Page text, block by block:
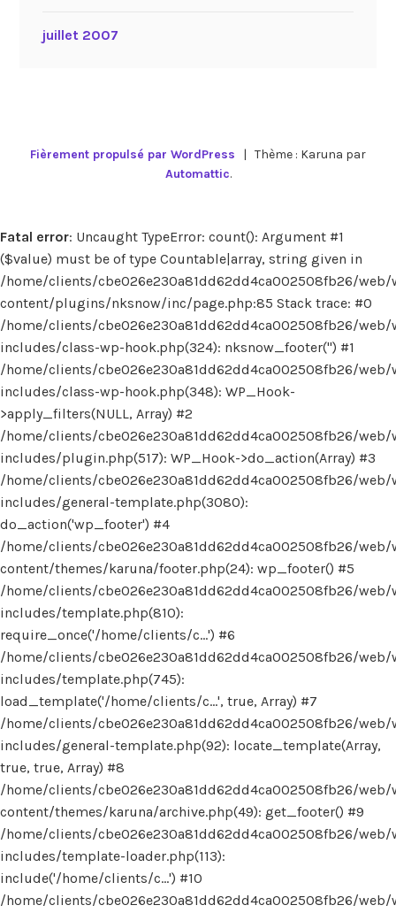
juillet 2007
Fièrement propulsé par WordPress | Thème : Karuna par
Automattic.
Fatal error: Uncaught TypeError: count(): Argument #1
($value) must be of type Countable|array, string given in
/home/clients/cbe026e230a81dd62dd4ca002508fb26/web/
content/plugins/nksnow/inc/page.php:85 Stack trace: #0
/home/clients/cbe026e230a81dd62dd4ca002508fb26/web/
includes/class-wp-hook.php(324): nksnow_footer('') #1
/home/clients/cbe026e230a81dd62dd4ca002508fb26/web/
includes/class-wp-hook.php(348): WP_Hook-
>apply_filters(NULL, Array) #2
/home/clients/cbe026e230a81dd62dd4ca002508fb26/web/
includes/plugin.php(517): WP_Hook->do_action(Array) #3
/home/clients/cbe026e230a81dd62dd4ca002508fb26/web/
includes/general-template.php(3080):
do_action('wp_footer') #4
/home/clients/cbe026e230a81dd62dd4ca002508fb26/web/
content/themes/karuna/footer.php(24): wp_footer() #5
/home/clients/cbe026e230a81dd62dd4ca002508fb26/web/
includes/template.php(810):
require_once('/home/clients/c...') #6
/home/clients/cbe026e230a81dd62dd4ca002508fb26/web/
includes/template.php(745):
load_template('/home/clients/c...', true, Array) #7
/home/clients/cbe026e230a81dd62dd4ca002508fb26/web/
includes/general-template.php(92): locate_template(Array,
true, true, Array) #8
/home/clients/cbe026e230a81dd62dd4ca002508fb26/web/
content/themes/karuna/archive.php(49): get_footer() #9
/home/clients/cbe026e230a81dd62dd4ca002508fb26/web/
includes/template-loader.php(113):
include('/home/clients/c...') #10
/home/clients/cbe026e230a81dd62dd4ca002508fb26/web/